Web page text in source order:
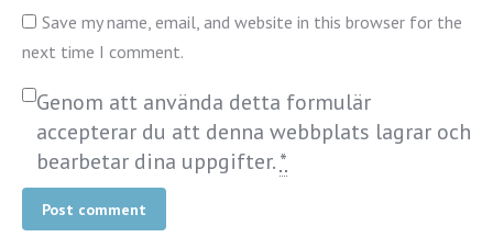
Save my name, email, and website in this browser for the
next time I comment.
Genom att använda detta formulär
accepterar du att denna webbplats lagrar och
bearbetar dina uppgifter.*
Post comment